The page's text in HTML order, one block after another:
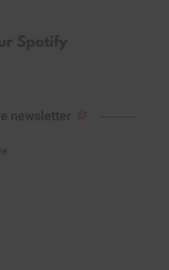
newsletter